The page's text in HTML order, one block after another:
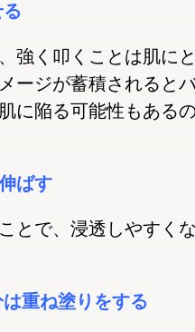
強く叩くことは肌に
ージが蓄積されると
に陥る可能性もある
ばす
とで、浸透しやすく
重ね塗りをする